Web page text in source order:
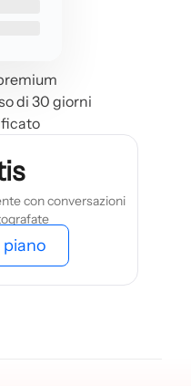
di 30 giorni
con conversazioni
piano